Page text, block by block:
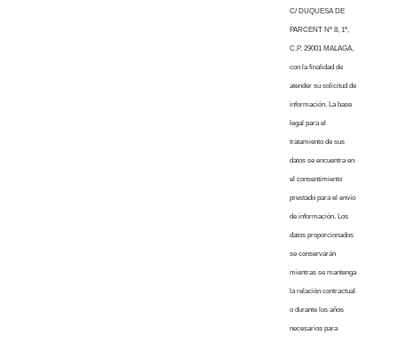
C/ DUQUESA DE
PARCENT Nº 8, 1º,
C.P. 29001 MALAGA,
con la finalidad de
atender su solicitud de
información. La base
legal para el
tratamiento de sus
datos se encuentra en
el consentimiento
prestado para el envío
de información. Los
datos proporcionados
se conservarán
mientras se mantenga
la relación contractual
o durante los años
necesarios para